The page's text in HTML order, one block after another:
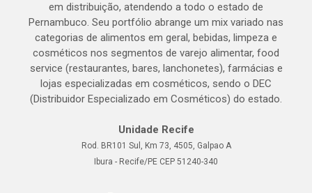
em distribuição, atendendo a todo o estado de
Pernambuco. Seu portfólio abrange um mix variado nas
categorias de alimentos em geral, bebidas, limpeza e
cosméticos nos segmentos de varejo alimentar, food
service (restaurantes, bares, lanchonetes), farmácias e
lojas especializadas em cosméticos, sendo o DEC
(Distribuidor Especializado em Cosméticos) do estado.
Unidade Recife
Rod. BR101 Sul, Km 73, 4505, Galpao A
Ibura - Recife/PE CEP 51240-340